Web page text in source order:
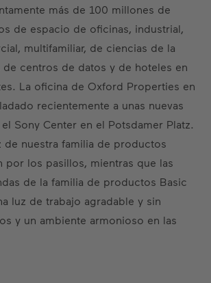
más de 100 millones de
de espacio de oficinas, industrial,
multifamiliar, de ciencias de la
centros de datos y de hoteles en
La oficina de Oxford Properties en
recientemente a unas nuevas
Sony Center en el Potsdamer Platz.
de nuestra familia de productos
por los pasillos, mientras que las
de la familia de productos Basic
luz de trabajo agradable y sin
y un ambiente armonioso en las